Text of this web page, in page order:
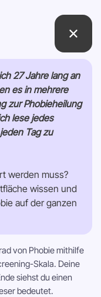
27 Jahre lang an
es in mehrere
zur Phobieheilung
lese jedes
Tag zu
werden muss?
wissen und
auf der ganzen
von Phobie mithilfe
Skala. Deine
siehst du einen
bedeutet.